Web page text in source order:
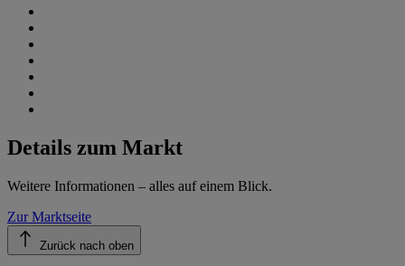
Details zum Markt
Weitere Informationen – alles auf einem Blick.
Zur Marktseite
Zurück nach oben